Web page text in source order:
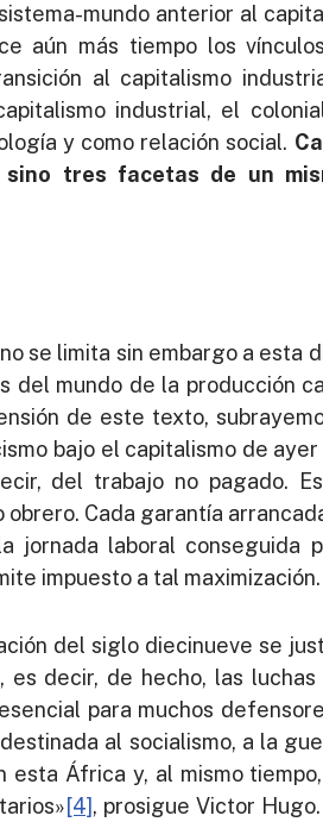
mundo anterior al
aún más tiempo los
al capitalismo
industrial, el
y como relación social.
tres facetas de un
se limita sin embargo a esta
del mundo de la producción
de este texto,
bajo el capitalismo de
del trabajo no pagado.
Cada garantía
jornada laboral conseguida
impuesto a tal maximización.
del siglo diecinueve se
decir, de hecho, las
para muchos
al socialismo, a la
África y, al mismo
[4], prosigue Victor